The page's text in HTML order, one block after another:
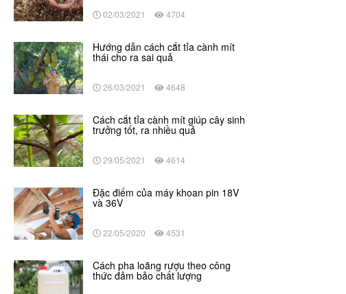
02/03/2021 4704
Hướng dẫn cách cắt tỉa cành mít
thái cho ra sai quả
26/03/2021 4648
Cách cắt tỉa cành mít giúp cây sinh
trưởng tốt, ra nhiều quả
29/05/2021 4614
Đặc điểm của máy khoan pin 18V
và 36V
22/05/2020 4531
Cách pha loãng rượu theo công
thức đảm bảo chất lượng